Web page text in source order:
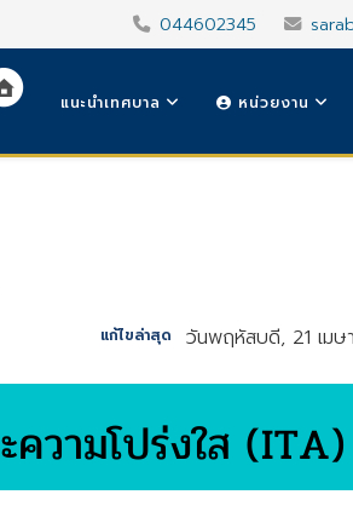
044602345
แนะนำเทศบาล หน่วยงาน
แก้ไขล่าสุด วันพฤหัสบดี, 21 เม